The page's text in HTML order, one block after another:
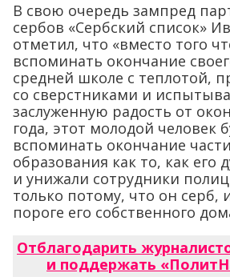
В свою очередь зампред
сербов «Сербский список»
отметил, что «вместо того
вспоминать окончание
средней школе с теплотой,
со сверстниками и
заслуженную радость от
года, этот молодой человек
вспоминать окончание
образования как то, как его
и унижали сотрудники
только потому, что он серб,
пороге его собственного
Отблагодарить
и поддержать